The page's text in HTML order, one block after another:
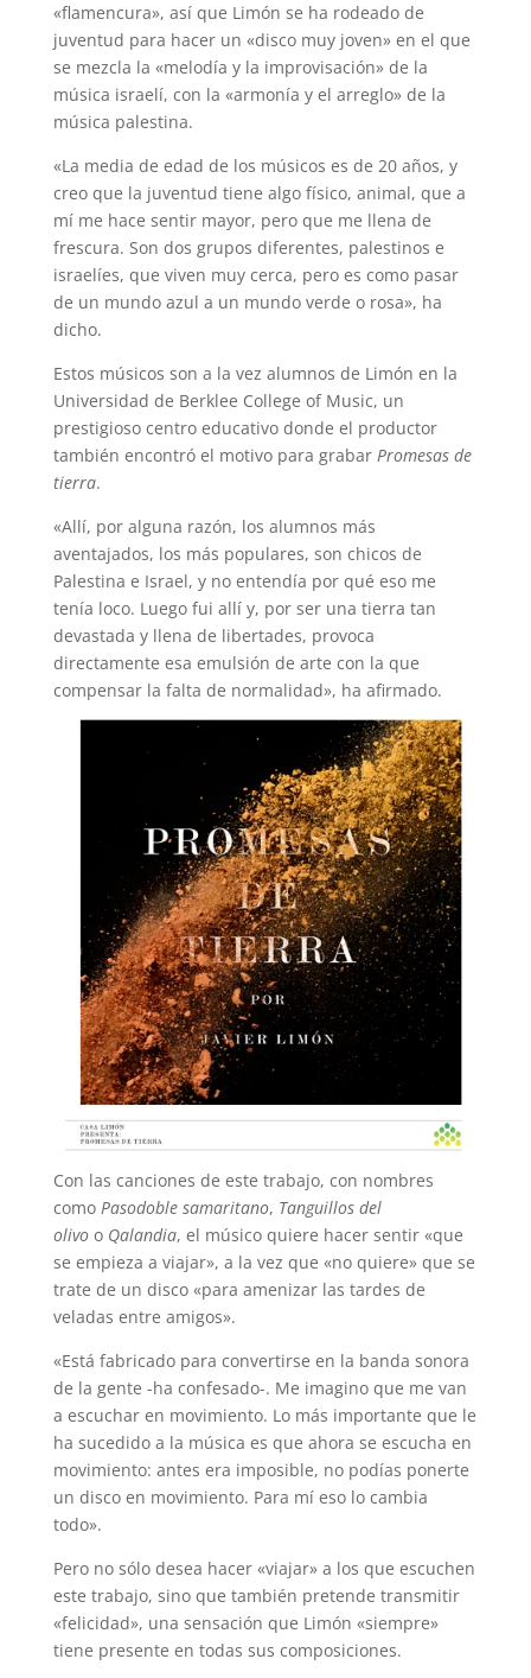
«flamencura», así que Limón se ha rodeado de
juventud para hacer un «disco muy joven» en el que
se mezcla la «melodía y la improvisación» de la
música israelí, con la «armonía y el arreglo» de la
música palestina.
«La media de edad de los músicos es de 20 años, y
creo que la juventud tiene algo físico, animal, que a
mí me hace sentir mayor, pero que me llena de
frescura. Son dos grupos diferentes, palestinos e
israelíes, que viven muy cerca, pero es como pasar
de un mundo azul a un mundo verde o rosa», ha
dicho.
Estos músicos son a la vez alumnos de Limón en la
Universidad de Berklee College of Music, un
prestigioso centro educativo donde el productor
también encontró el motivo para grabar Promesas de
tierra.
«Allí, por alguna razón, los alumnos más
aventajados, los más populares, son chicos de
Palestina e Israel, y no entendía por qué eso me
tenía loco. Luego fui allí y, por ser una tierra tan
devastada y llena de libertades, provoca
directamente esa emulsión de arte con la que
compensar la falta de normalidad», ha afirmado.
Con las canciones de este trabajo, con nombres
como Pasodoble samaritano, Tanguillos del
olivoo Qalandia, el músico quiere hacer sentir «que
se empieza a viajar», a la vez que «no quiere» que se
trate de un disco «para amenizar las tardes de
veladas entre amigos».
«Está fabricado para convertirse en la banda sonora
de la gente -ha confesado-. Me imagino que me van
a escuchar en movimiento. Lo más importante que le
ha sucedido a la música es que ahora se escucha en
movimiento: antes era imposible, no podías ponerte
un disco en movimiento. Para mí eso lo cambia
todo».
Pero no sólo desea hacer «viajar» a los que escuchen
este trabajo, sino que también pretende transmitir
«felicidad», una sensación que Limón «siempre»
tiene presente en todas sus composiciones.